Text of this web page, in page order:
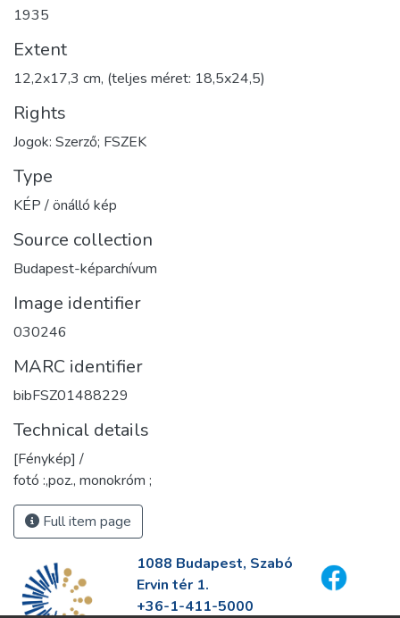
1935
Extent
12,2x17,3 cm, (teljes méret: 18,5x24,5)
Rights
Jogok: Szerző; FSZEK
Type
KÉP / önálló kép
Source collection
Budapest-képarchívum
Image identifier
030246
MARC identifier
bibFSZ01488229
Technical details
[Fénykép] /
fotó :,poz., monokróm ;
Full item page
1088 Budapest, Szabó
Ervin tér 1.
+36-1-411-5000